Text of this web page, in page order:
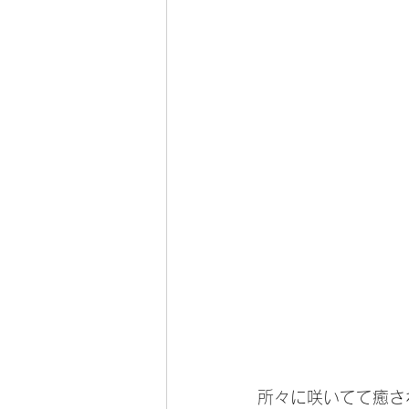
所々に咲いてて癒